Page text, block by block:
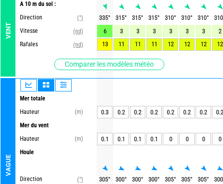
VENT
A 10 m du sol :
Direction
(°)
Vitesse
(nd)
Rafales
(nd)
Comparer les modèles météo
VAGUE
Mer totale
Hauteur
(m)
Mer du vent
Hauteur
(m)
Houle
Direction
(°)
335° 315° 315° 315° 310° 310° 310°
310
6
3 3 3 3 3 3
2
13
11 11 11 12 12 12 12
0.3 0.2 0.2 0.2 0.2 0.2 0.2 0.2
0.1 0.1 0.1 0.1 0 0 0 0
305° 300° 300° 300° 305° 305° 305°
300